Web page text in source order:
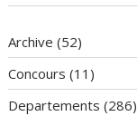
Archive (52)
Concours (11)
Departements (286)